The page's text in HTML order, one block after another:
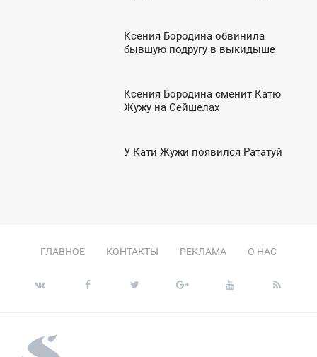
Ксения Бородина обвинила
бывшую подругу в выкидыше
Ксения Бородина сменит Катю
Жужу на Сейшелах
У Кати Жужи появился Рататуй
ГЛАВНОЕ КОНТАКТЫ РЕКЛАМА О НАС